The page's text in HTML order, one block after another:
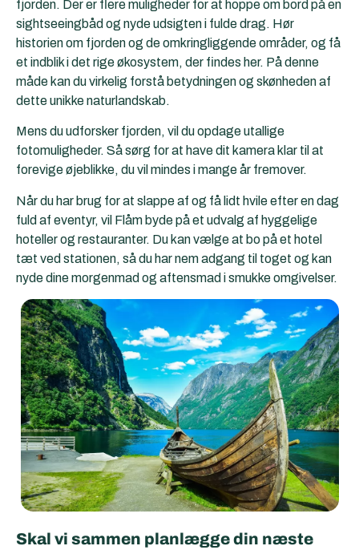
fjorden. Der er flere muligheder for at hoppe om bord på en
sightseeingbåd og nyde udsigten i fulde drag. Hør
historien om fjorden og de omkringliggende områder, og få
et indblik i det rige økosystem, der findes her. På denne
måde kan du virkelig forstå betydningen og skønheden af
dette unikke naturlandskab.
Mens du udforsker fjorden, vil du opdage utallige
fotomuligheder. Så sørg for at have dit kamera klar til at
forevige øjeblikke, du vil mindes i mange år fremover.
Når du har brug for at slappe af og få lidt hvile efter en dag
fuld af eventyr, vil Flåm byde på et udvalg af hyggelige
hoteller og restauranter. Du kan vælge at bo på et hotel
tæt ved stationen, så du har nem adgang til toget og kan
nyde dine morgenmad og aftensmad i smukke omgivelser.
Skal vi sammen planlægge din næste